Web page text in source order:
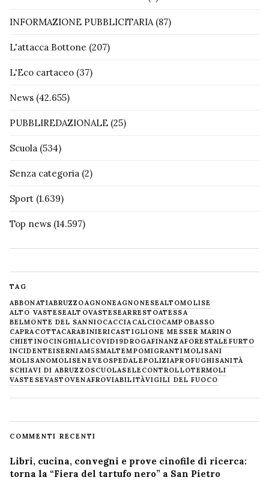
INFORMAZIONE PUBBLICITARIA(87)
L'attacca Bottone (207)
L'Eco cartaceo (37)
News (42.655)
PUBBLIREDAZIONALE (25)
Scuola (534)
Senza categoria (2)
Sport (1.639)
Top news (14.597)
TAG
ABBONATIABRUZZOAGNONEAGNONESEALTOMOLISE
ALTO VASTESEALTOVASTESEARRESTOATESSA
BELMONTE DEL SANNIOCACCIACALCIOCAMPOBASSO
CAPRACOTTACARABINIERICASTIGLIONE MESSER MARINO
CHIETINOCINGHIALICOVID19DROGAFINANZAFORESTALE FURTO
INCIDENTEISERNIAM5SMALTEMPOMIGRANTIMOLISANI
MOLISANOMOLISENEVE OSPEDALEPOLIZIAPROFUGHISANITÀ
SCHIAVI DI ABRUZZOSCUOLASELECONTROLLOTERMOLI
VASTESEVASTOVENAFROVIABILITÀVIGILI DEL FUOCO
COMMENTI RECENTI
Libri, cucina, convegni e prove cinofile di ricerca:
torna la “Fiera del tartufo nero” a San Pietro